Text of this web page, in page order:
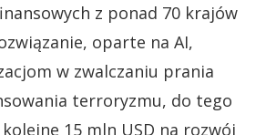
z ponad 70 krajów
oparte na AI,
w zwalczaniu prania
terroryzmu, do tego
kolejne 15 mln USD na rozwój